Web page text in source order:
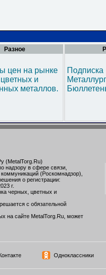
Разное
цен на рынке
и
металлов.
(MetalTorg.Ru)
надзору в сфере связи,
(Роскомнадзор),
о регистрации:
г.
черных, цветных и
с обязательной
на сайте MetalTorg.Ru, может
Одноклассники